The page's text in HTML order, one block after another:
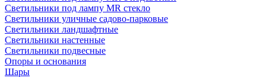
Светильники под лампу MR стекло
Светильники уличные садово-парковые
Светильники ландшафтные
Светильники настенные
Светильники подвесные
Опоры и основания
Шары